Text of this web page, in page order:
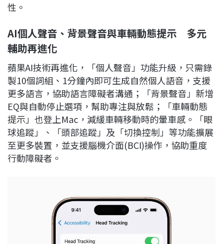
性。
AI個人聲音、背景聲音與車輛動態提示 多元
輔助再進化
蘋果AI技術再進化，「個人聲音」功能升級，只需錄
製10個詞組、1分鐘內即可生成自然個人語音，支援
更多語言，協助語言障礙者溝通；「背景聲音」新增
EQ與自動停止選項，幫助專注與放鬆；「車輛動態
提示」也登上Mac，減緩車輛移動時的暈車感。「眼
球追蹤」、「頭部追蹤」及「切換控制」等功能擴展
至更多裝置，並支援腦機介面(BCI)操作，協助重度
行動障礙者。